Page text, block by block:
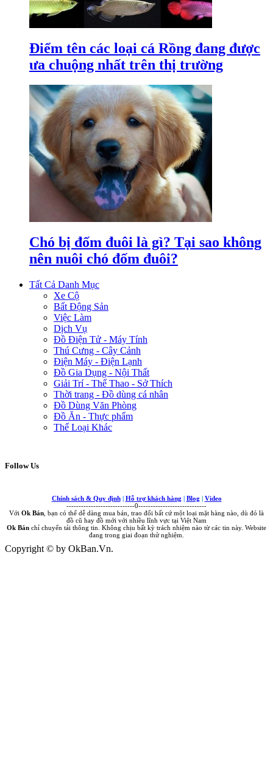
Điểm tên các loại cá Rồng đang được
ưa chuộng nhất trên thị trường
Chó bị đốm đuôi là gì? Tại sao không
nên nuôi chó đốm đuôi?
Tất Cả Danh Mục
Xe Cộ
Bất Động Sản
Việc Làm
Dịch Vụ
Đồ Điện Tử - Máy Tính
Thú Cưng - Cây Cảnh
Điện Máy - Điện Lạnh
Đồ Gia Dụng - Nội Thất
Giải Trí - Thể Thao - Sở Thích
Thời trang - Đồ dùng cá nhân
Đồ Dùng Văn Phòng
Đồ Ăn - Thực phẩm
Thể Loại Khác
Follow Us
Chính sách & Quy định | Hỗ trợ khách hàng | Blog | Video
----------------------------0----------------------------
Với Ok Bán , bạn có thể dễ dàng mua bán, trao đổi bất cứ một loại mặt hàng nào, dù đó là
đồ cũ hay đồ mới với nhiều lĩnh vực tại Việt Nam
Ok Bán chỉ chuyển tải thông tin. Không chịu bất kỳ trách nhiệm nào từ các tin này. Website
đang trong giai đoạn thử nghiệm.
Copyright © by OkBan.Vn.